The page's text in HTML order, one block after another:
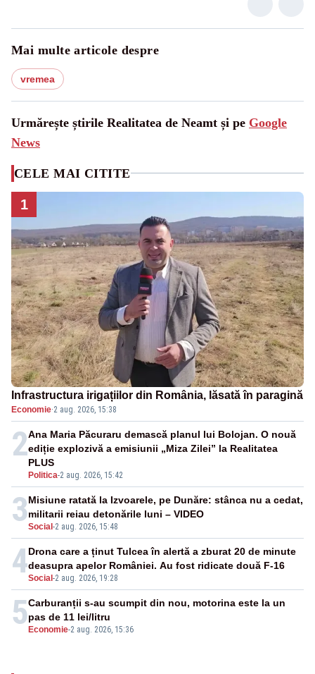
Mai multe articole despre
vremea
Urmărește știrile Realitatea de Neamt și pe Google
News
CELE MAI CITITE
1
Infrastructura irigațiilor din România, lăsată în paragină
Economie·2 aug. 2026, 15:38
2
Politica-2 aug. 2026, 15:42
Ana Maria Păcuraru demască planul lui Bolojan. O nouă
ediție explozivă a emisiunii „Miza Zilei” la Realitatea
PLUS
3Social -2 aug. 2026, 15:48
Misiune ratată la Izvoarele, pe Dunăre: stânca nu a cedat,
militarii reiau detonările luni – VIDEO
4Social -2 aug. 2026, 19:28
Drona care a ținut Tulcea în alertă a zburat 20 de minute
deasupra apelor României. Au fost ridicate două F-16
5 Economie-2 aug. 2026, 15:36
Carburanții s-au scumpit din nou, motorina este la un
pas de 11 lei/litru